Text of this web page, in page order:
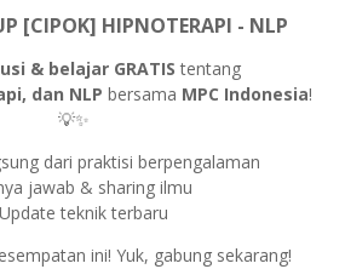
[CIPOK] HIPNOTERAPI - NLP
& belajar GRATIS tentang
dan NLP bersama MPC Indonesia!
💡✨
dari praktisi berpengalaman
jawab & sharing ilmu
teknik terbaru
ini! Yuk, gabung sekarang!